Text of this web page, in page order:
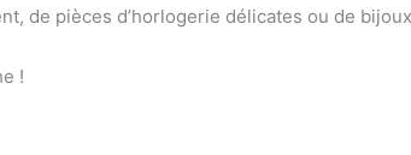
de pièces d’horlogerie délicates ou de
!